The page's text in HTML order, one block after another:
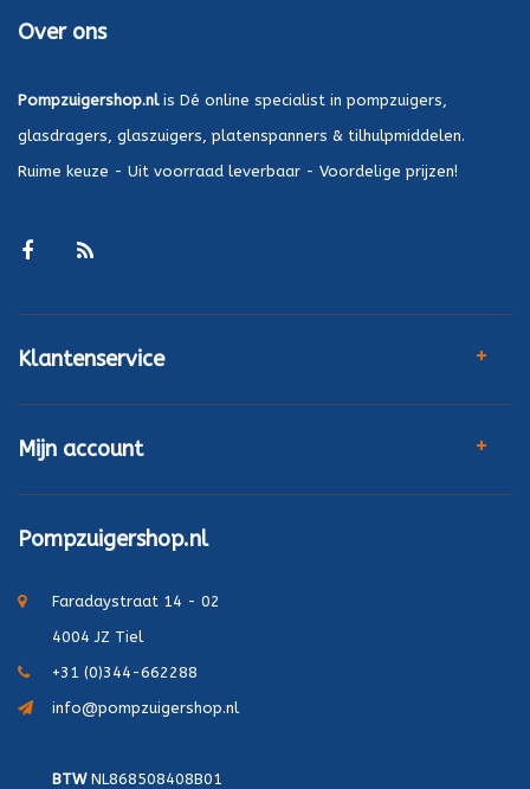
Over ons
Pompzuigershop.nlis Dé online specialist in pompzuigers,
glasdragers, glaszuigers, platenspanners & tilhulpmiddelen.
Ruime keuze - Uit voorraad leverbaar - Voordelige prijzen!
Klantenservice
Mijn account
Pompzuigershop.nl
Faradaystraat 14 - 02
4004 JZ Tiel
+31 (0)344-662288
info@pompzuigershop.nl
BTWNL868508408B01